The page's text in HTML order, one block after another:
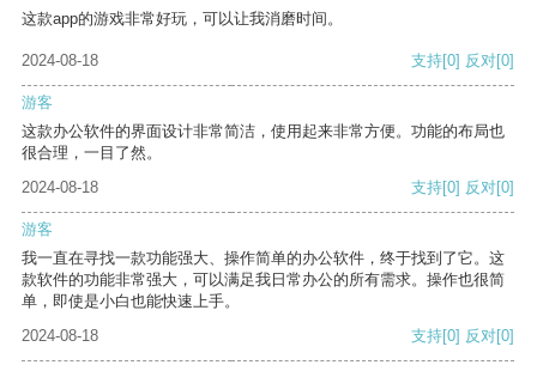
这款app的游戏非常好玩，可以让我消磨时间。
2024-08-18 支持[0] 反对[0]
游客
这款办公软件的界面设计非常简洁，使用起来非常方便。功能的布局也
很合理，一目了然。
2024-08-18
支持[0] 反对[0]
游客
我一直在寻找一款功能强大、操作简单的办公软件，终于找到了它。这
款软件的功能非常强大，可以满足我日常办公的所有需求。操作也很简
单，即使是小白也能快速上手。
2024-08-18
支持[0] 反对[0]